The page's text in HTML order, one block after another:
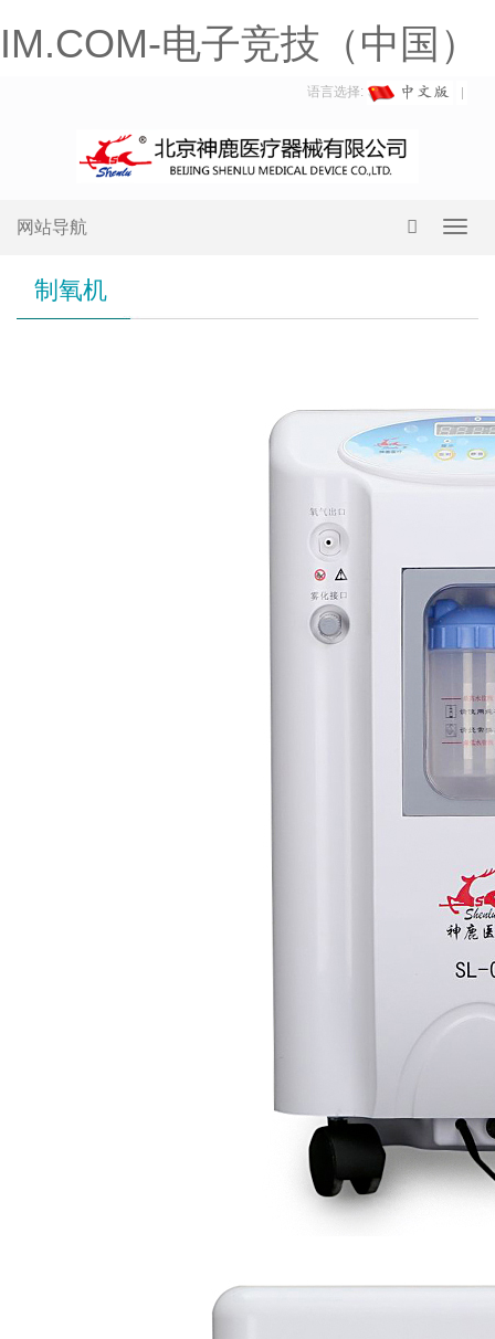
IM.COM-电子竞技（中国）
语言选择:
网站导航
制氧机